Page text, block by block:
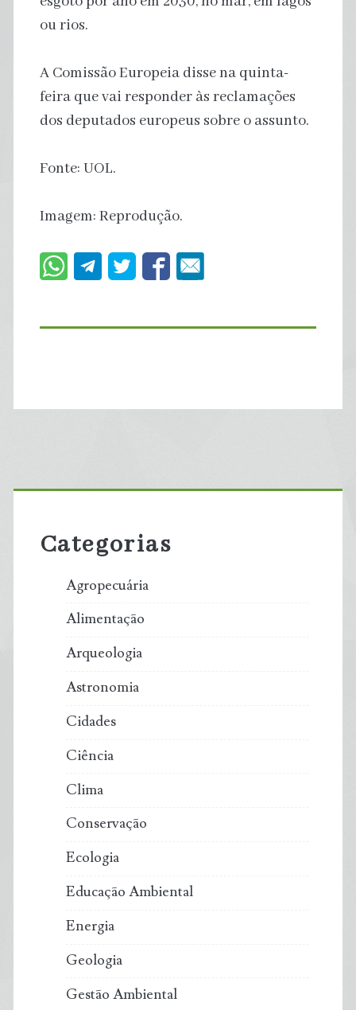
ou rios.
A Comissão Europeia disse na quinta-
feira que vai responder às reclamações
dos deputados europeus sobre o assunto.
Fonte: UOL.
Imagem: Reprodução.
Primary
Sidebar
Categorias
Agropecuária
Alimentação
Arqueologia
Astronomia
Cidades
Ciência
Clima
Conservação
Ecologia
Educação Ambiental
Energia
Geologia
Gestão Ambiental